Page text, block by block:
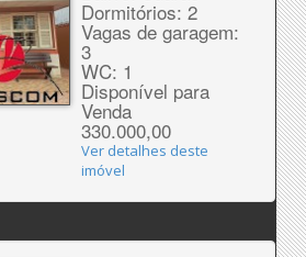
Dormitórios: 2
Vagas de garagem:
3
WC: 1
Disponível para
Venda
330.000,00
Ver detalhes deste
imóvel